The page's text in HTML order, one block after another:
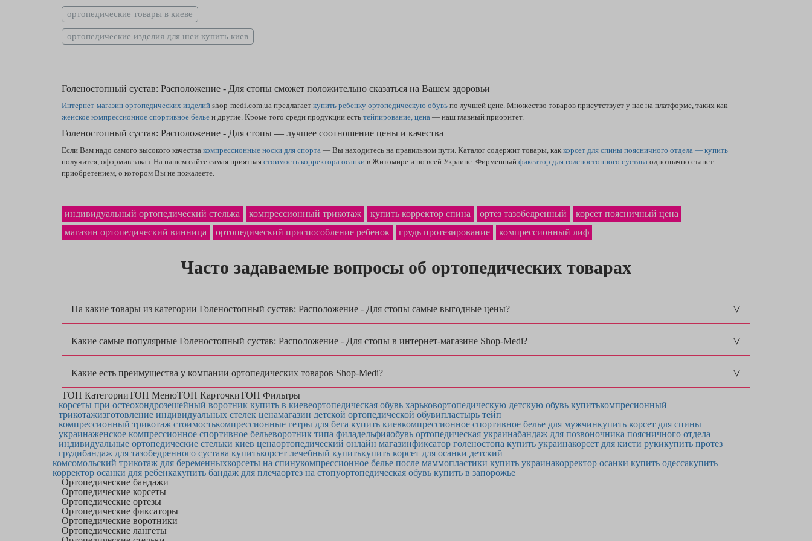
ортопедические товары в киеве
ортопедические изделия для шеи купить киев
Голеностопный сустав: Расположение - Для стопы сможет положительно сказаться на Вашем здоровьи
Интернет-магазин ортопедических изделий shop-medi.com.ua предлагает купить ребенку ортопедическую обувь по лучшей цене. Множество товаров присутствует у нас на платформе, таких как
женское компрессионное спортивное белье и другие. Кроме того среди продукции есть тейпирование, цена — наш главный приоритет.
Голеностопный сустав: Расположение - Для стопы — лучшее соотношение цены и качества
Если Вам надо самого высокого качества компрессионные носки для спорта — Вы находитесь на правильном пути. Каталог содержит товары, как корсет для спины поясничного отдела — купить
получится, оформив заказ. На нашем сайте самая приятная стоимость корректора осанки в Житомире и по всей Украине. Фирменный фиксатор для голеностопного сустава однозначно станет
приобретением, о котором Вы не пожалеете.
индивидуальный ортопедический стелька компрессионный трикотаж купить корректор спина ортез тазобедренный
корсет поясничный цена
магазин ортопедический винница
ортопедический приспособление ребенок грудь протезирование компрессионный лиф
Часто задаваемые вопросы об ортопедических товарах
На какие товары из категории Голеностопный сустав: Расположение - Для стопы самые выгодные цены?
Какие самые популярные Голеностопный сустав: Расположение - Для стопы в интернет-магазине Shop-Medi?
Какие есть преимущества у компании ортопедических товаров Shop-Medi?
ТОП КатегорииТОП МенюТОП КарточкиТОП Фильтры
корсеты при остеохондрозешейный воротник купить в киевеортопедическая обувь харьковортопедическую детскую обувь купитькомпресионный
трикотажизготовление индивидуальных стелек ценамагазин детской ортопедической обувипластырь тейп
компрессионный трикотаж стоимостькомпрессионные гетры для бега купить киевкомпрессионное спортивное белье для мужчинкупить корсет для спины
украинаженское компрессионное спортивное бельеворотник типа филадельфияобувь ортопедическая украинабандаж для позвоночника поясничного отдела
индивидуальные ортопедические стельки киев ценаортопедический онлайн магазинфиксатор голеностопа купить украинакорсет для кисти рукикупить протез
грудибандаж для тазобедренного сустава купитькорсет лечебный купитькупить корсет для осанки детский
комсомольский трикотаж для беременныхкорсеты на спинукомпрессионное белье после маммопластики купить украинакорректор осанки купить одессакупить
корректор осанки для ребенкакупить бандаж для плечаортез на стопуортопедическая обувь купить в запорожье
Ортопедические бандажи
Ортопедические корсеты
Ортопедические ортезы
Ортопедические фиксаторы
Ортопедические воротники
Ортопедические лангеты